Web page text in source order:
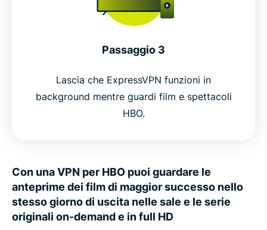
Passaggio 3
Lascia che ExpressVPN funzioni in
background mentre guardi film e spettacoli
HBO.
Con una VPN per HBO puoi guardare le
anteprime dei film di maggior successo nello
stesso giorno di uscita nelle sale e le serie
originali on-demand e in full HD